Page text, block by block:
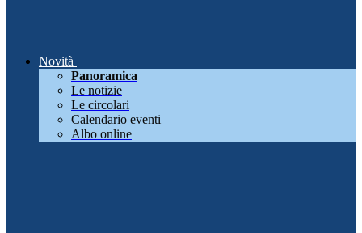
Novità
Panoramica
Le notizie
Le circolari
Calendario eventi
Albo online